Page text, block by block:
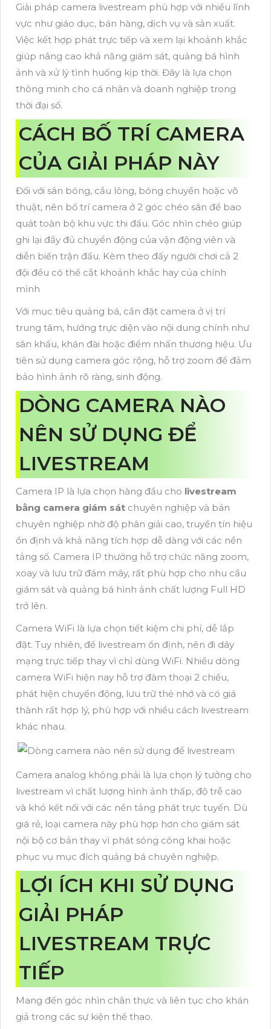
Giải pháp camera livestream phù hợp với nhiều lĩnh
vực như giáo dục, bán hàng, dịch vụ và sản xuất.
Việc kết hợp phát trực tiếp và xem lại khoảnh khắc
giúp nâng cao khả năng giám sát, quảng bá hình
ảnh và xử lý tình huống kịp thời. Đây là lựa chọn
thông minh cho cá nhân và doanh nghiệp trong
thời đại số.
CÁCH BỐ TRÍ CAMERA
CỦA GIẢI PHÁP NÀY
Đối với sân bóng, cầu lông, bóng chuyền hoặc võ
thuật, nên bố trí camera ở 2 góc chéo sân để bao
quát toàn bộ khu vực thi đấu. Góc nhìn chéo giúp
ghi lại đầy đủ chuyển động của vận động viên và
diễn biến trận đấu. Kèm theo đấy người chơi cả 2
đội đều có thể cắt khoảnh khắc hay của chính
mình
Với mục tiêu quảng bá, cần đặt camera ở vị trí
trung tâm, hướng trực diện vào nội dung chính như
sân khấu, khán đài hoặc điểm nhấn thương hiệu. Ưu
tiên sử dụng camera góc rộng, hỗ trợ zoom để đảm
bảo hình ảnh rõ ràng, sinh động.
DÒNG CAMERA NÀO
NÊN SỬ DỤNG ĐỂ
LIVESTREAM
Camera IP là lựa chọn hàng đầu cho livestream
bằng camera giám sát chuyên nghiệp và bán
chuyên nghiệp nhờ độ phân giải cao, truyền tín hiệu
ổn định và khả năng tích hợp dễ dàng với các nền
tảng số. Camera IP thường hỗ trợ chức năng zoom,
xoay và lưu trữ đám mây, rất phù hợp cho nhu cầu
giám sát và quảng bá hình ảnh chất lượng Full HD
trở lên.
Camera WiFi là lựa chọn tiết kiệm chi phí, dễ lắp
đặt. Tuy nhiên, để livestream ổn định, nên đi dây
mạng trực tiếp thay vì chỉ dùng WiFi. Nhiều dòng
camera WiFi hiện nay hỗ trợ đàm thoại 2 chiều,
phát hiện chuyển động, lưu trữ thẻ nhớ và có giá
thành rất hợp lý, phù hợp với nhiều cách livestream
khác nhau.
Camera analog không phải là lựa chọn lý tưởng cho
livestream vì chất lượng hình ảnh thấp, độ trễ cao
và khó kết nối với các nền tảng phát trực tuyến. Dù
giá rẻ, loại camera này phù hợp hơn cho giám sát
nội bộ cơ bản thay vì phát sóng công khai hoặc
phục vụ mục đích quảng bá chuyên nghiệp.
LỢI ÍCH KHI SỬ DỤNG
GIẢI PHÁP
LIVESTREAM TRỰC
TIẾP
Mang đến góc nhìn chân thực và liên tục cho khán
giả trong các sự kiện thể thao.